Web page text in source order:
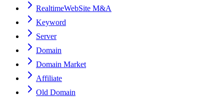
RealtimeWebSite M&A
Keyword
Server
Domain
Domain Market
Affiliate
Old Domain